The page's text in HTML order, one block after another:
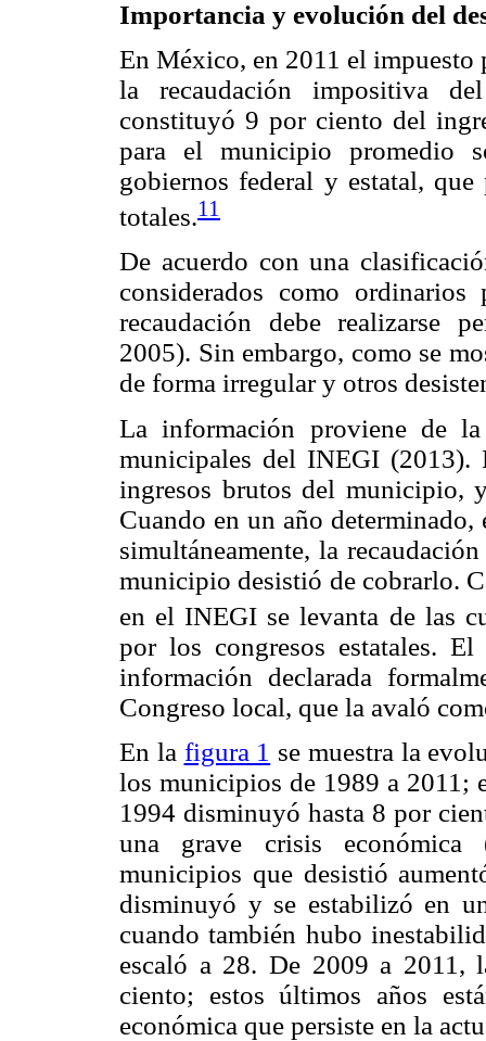
Importancia y evolución del
En México, en 2011 el impuesto
la recaudación impositiva
constituyó 9 por ciento del
para el municipio promedio
gobiernos federal y estatal,
totales.11
De acuerdo con una
considerados como
recaudación debe realizarse
2005). Sin embargo, como se
de forma irregular y otros
La información proviene de
municipales del INEGI
ingresos brutos del municipio,
Cuando en un año
simultáneamente, la
municipio desistió de cobrarlo.
en el INEGI se levanta de las
por los congresos estatales.
información declarada
Congreso local, que la avaló
En la figura 1 se muestra la
los municipios de 1989 a 2011;
1994 disminuyó hasta 8 por
una grave crisis
municipios que desistió
disminuyó y se estabilizó en
cuando también hubo
escaló a 28. De 2009 a 2011,
ciento; estos últimos años
económica que persiste en la